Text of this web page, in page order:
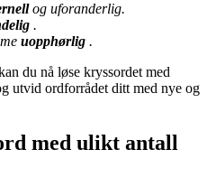
og uforanderlig.
.
uopphørlig .
du nå løse kryssordet med
utvid ordforrådet ditt med nye og
med ulikt antall